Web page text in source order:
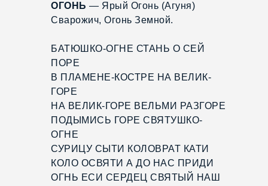
ОГОНЬ — Ярый Огонь (Агуня)
Сварожич, Огонь Земной.
БАТЮШКО-ОГНЕ СТАНЬ О СЕЙ
ПОРЕ
В ПЛАМЕНЕ-КОСТРЕ НА ВЕЛИК-
ГОРЕ
НА ВЕЛИК-ГОРЕ ВЕЛЬМИ РАЗГОРЕ
ПОДЫМИСЬ ГОРЕ СВЯТУШКО-
ОГНЕ
СУРИЦУ СЫТИ КОЛОВРАТ КАТИ
КОЛО ОСВЯТИ А ДО НАС ПРИДИ
ОГНЬ ЕСИ СЕРДЕЦ СВЯТЫЙ НАШ